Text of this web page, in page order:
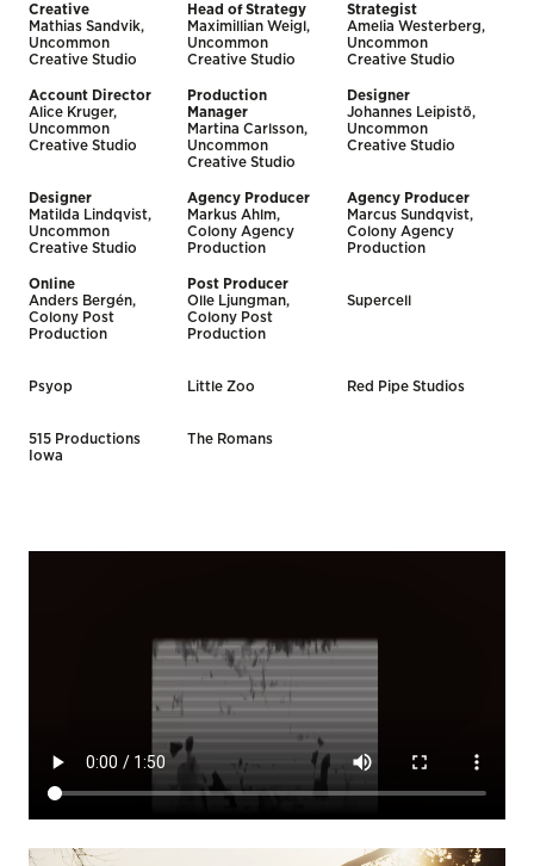
Creative
Mathias Sandvik,
Uncommon
Creative Studio
Head of Strategy
Maximillian Weigl,
Uncommon
Creative Studio
Strategist
Amelia Westerberg,
Uncommon
Creative Studio
Account Director
Alice Kruger,
Uncommon
Creative Studio
Production
Manager
Martina Carlsson,
Uncommon
Creative Studio
Designer
Johannes Leipistö,
Uncommon
Creative Studio
Designer
Matilda Lindqvist,
Uncommon
Creative Studio
Agency Producer
Markus Ahlm,
Colony Agency
Production
Agency Producer
Marcus Sundqvist,
Colony Agency
Production
Online
Anders Bergén,
Colony Post
Production
Post Producer
Olle Ljungman,
Colony Post
Production
Supercell
Psyop Little Zoo Red Pipe Studios
515 Productions
Iowa
The Romans